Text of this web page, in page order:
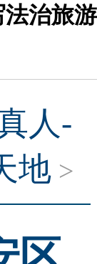
治旅游
人-
地 >